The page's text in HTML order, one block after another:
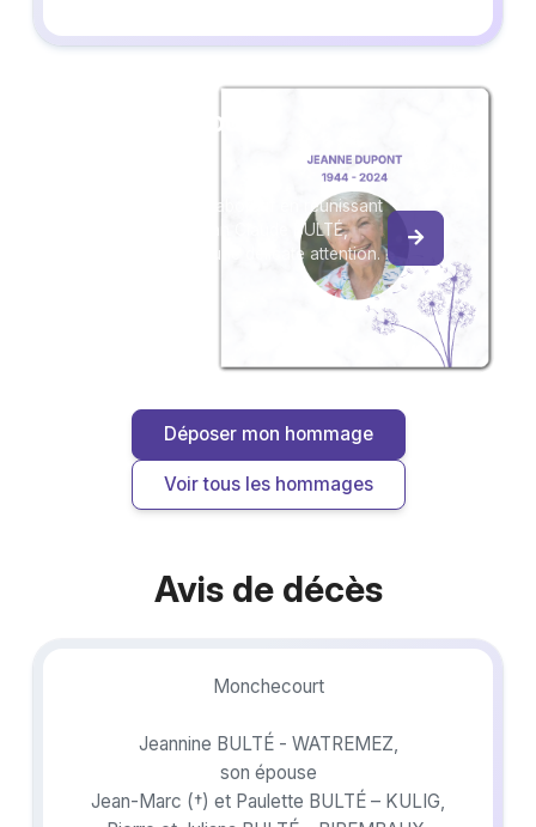
Créez un album
Créez un album collaboratif en réunissant
les hommages à Jean Claude BULTÉ,
pour vous ou pour une délicate attention.
Déposer mon hommage
Voir tous les hommages
Avis de décès
Monchecourt
Jeannine BULTÉ - WATREMEZ,
son épouse
Jean-Marc (†) et Paulette BULTÉ – KULIG,